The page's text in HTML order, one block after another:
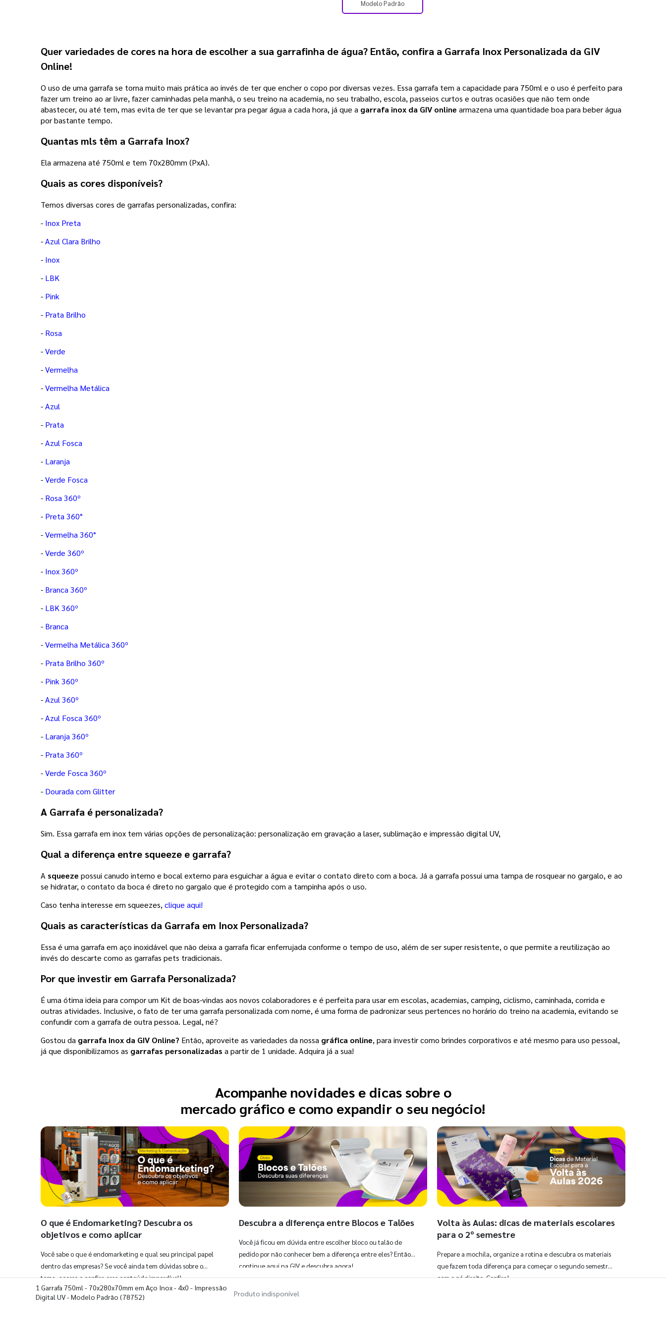
Modelo Padrão
Quer variedades de cores na hora de escolher a sua garrafinha de água? Então, confira a Garrafa Inox Personalizada da GIV
Online!
O uso de uma garrafa se torna muito mais prática ao invés de ter que encher o copo por diversas vezes. Essa garrafa tem a capacidade para 750ml e o uso é perfeito para
fazer um treino ao ar livre, fazer caminhadas pela manhã, o seu treino na academia, no seu trabalho, escola, passeios curtos e outras ocasiões que não tem onde
abastecer, ou até tem, mas evita de ter que se levantar pra pegar água a cada hora, já que a garrafa inox da GIV online armazena uma quantidade boa para beber água
por bastante tempo.
Quantas mls têm a Garrafa Inox?
Ela armazena até 750ml e tem 70x280mm (PxA).
Quais as cores disponíveis?
Temos diversas cores de garrafas personalizadas, confira:
- Inox Preta
-Azul Clara Brilho
- Inox
- LBK
- Pink
- Prata Brilho
- Rosa
-Verde
-Vermelha
-Vermelha Metálica
-Azul
- Prata
-Azul Fosca
- Laranja
-Verde Fosca
- Rosa 360º
- Preta 360°
-Vermelha 360°
-Verde 360º
- Inox 360º
- Branca 360º
- LBK 360º
- Branca
-Vermelha Metálica 360º
- Prata Brilho 360º
- Pink 360º
-Azul 360º
-Azul Fosca 360º
- Laranja 360º
- Prata 360º
-Verde Fosca 360º
- Dourada com Glitter
A Garrafa é personalizada?
Sim. Essa garrafa em inox tem várias opções de personalização: personalização em gravação a laser, sublimação e impressão digital UV,
Qual a diferença entre squeeze e garrafa?
A squeeze possui canudo interno e bocal externo para esguichar a água e evitar o contato direto com a boca. Já a garrafa possui uma tampa de rosquear no gargalo, e ao
se hidratar, o contato da boca é direto no gargalo que é protegido com a tampinha após o uso.
Caso tenha interesse em squeezes, clique aqui!
Quais as características da Garrafa em Inox Personalizada?
Essa é uma garrafa em aço inoxidável que não deixa a garrafa ficar enferrujada conforme o tempo de uso, além de ser super resistente, o que permite a reutilização ao
invés do descarte como as garrafas pets tradicionais.
Por que investir em Garrafa Personalizada?
É uma ótima ideia para compor um Kit de boas-vindas aos novos colaboradores e é perfeita para usar em escolas, academias, camping, ciclismo, caminhada, corrida e
outras atividades. Inclusive, o fato de ter uma garrafa personalizada com nome, é uma forma de padronizar seus pertences no horário do treino na academia, evitando se
confundir com a garrafa de outra pessoa. Legal, né?
Gostou da garrafa Inox da GIV Online? Então, aproveite as variedades da nossa gráfica online, para investir como brindes corporativos e até mesmo para uso pessoal,
já que disponibilizamos as garrafas personalizadas a partir de 1 unidade. Adquira já a sua!
Acompanhe novidades e dicas sobre o
mercado gráfico e como expandir o seu negócio!
O que é Endomarketing? Descubra os
objetivos e como aplicar
Você sabe o que é endomarketing e qual seu principal papel
dentro das empresas? Se você ainda tem dúvidas sobre o
tema, acesse e confira esse conteúdo imperdível!
Descubra a diferença entre Blocos e Talões
Você já ficou em dúvida entre escolher bloco ou talão de
pedido por não conhecer bem a diferença entre eles? Então,
continue aqui na GIV e descubra agora!
Volta às Aulas: dicas de materiais escolares
para o 2º semestre
Prepare a mochila, organize a rotina e descubra os materiais
que fazem toda diferença para começar o segundo semestre
com o pé direito. Confira!
1 Garrafa 750ml - 70x280x70mm em Aço Inox - 4x0 - Impressão
Digital UV - Modelo Padrão (78752) Produto indisponível